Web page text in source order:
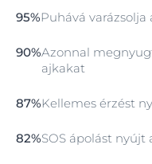
95%Puhává varázsolja
90%Azonnal
ajkakat
87%Kellemes érzést
82%SOS ápolást nyújt